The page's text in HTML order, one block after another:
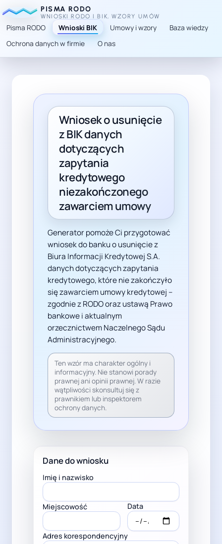
PISMA RODO
WNIOSKI RODO I BIK, WZORY UMÓW
Pisma RODO Wnioski BIK Umowy i wzory
Baza wiedzy
Ochrona danych w firmie
O nas
TL;DR: Tekst wyjaśnia, jak długo zapytania
Wniosek o usunięcie
z BIK danych
dotyczących
zapytania
kredytowego
niezakończonego
zawarciem umowy
Generator pomoże Ci przygotować
wniosek do banku o usunięcie z
Biura Informacji Kredytowej S.A.
danych dotyczących zapytania
kredytowego, które nie zakończyło
się zawarciem umowy kredytowej –
zgodnie z RODO oraz ustawą Prawo
bankowe i aktualnym
orzecznictwem Naczelnego Sądu
Administracyjnego.
Ten wzór ma charakter ogólny i
informacyjny. Nie stanowi porady
prawnej ani opinii prawnej. W razie
wątpliwości skonsultuj się z
prawnikiem lub inspektorem
ochrony danych.
Dane do wniosku
Imię i nazwisko
Miejscowość Data
Adres korespondencyjny